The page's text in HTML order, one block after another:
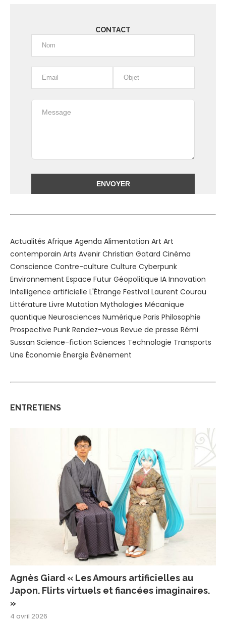
CONTACT
Actualités Afrique Agenda Alimentation Art Art
contemporain Arts Avenir Christian Gatard Cinéma
Conscience Contre-culture Culture Cyberpunk
Environnement Espace Futur Géopolitique IA Innovation
Intelligence artificielle L'Étrange Festival Laurent Courau
Littérature Livre Mutation Mythologies Mécanique
quantique Neurosciences Numérique Paris Philosophie
Prospective Punk Rendez-vous Revue de presse Rémi
Sussan Science-fiction Sciences Technologie Transports
Une Économie Énergie Évènement
ENTRETIENS
Agnès Giard « Les Amours artificielles au
Japon. Flirts virtuels et fiancées imaginaires.
»
4 avril 2026